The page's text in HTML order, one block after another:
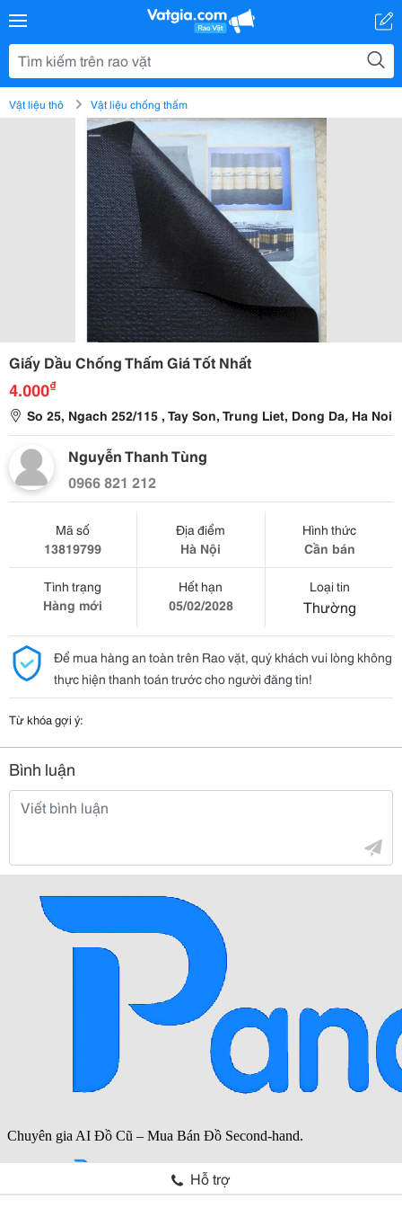
Vật liệu thô Vật liệu chống thấm
Giấy Dầu Chống Thấm Giá Tốt Nhất
4.000₫
So 25, Ngach 252/115 , Tay Son, Trung Liet, Dong Da, Ha Noi
Nguyễn Thanh Tùng
0966 821 212
Mã số
13819799
Địa điểm
Hà Nội
Hình thức
Cần bán
Tình trạng
Hàng mới
Hết hạn
05/02/2028
Loại tin
Thường
Để mua hàng an toàn trên Rao vặt, quý khách vui lòng không
thực hiện thanh toán trước cho người đăng tin!
Từ khóa gợi ý:
Bình luận
Hỗ trợ